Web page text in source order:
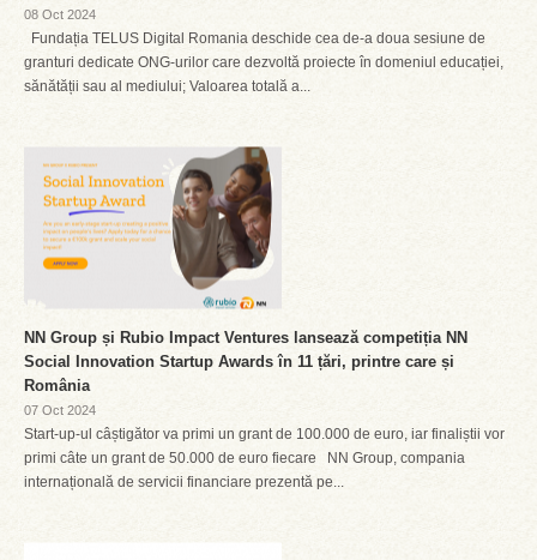
08 Oct 2024
Fundația TELUS Digital Romania deschide cea de-a doua sesiune de
granturi dedicate ONG-urilor care dezvoltă proiecte în domeniul educației,
sănătății sau al mediului; Valoarea totală a...
NN Group și Rubio Impact Ventures lansează competiția NN
Social Innovation Startup Awards în 11 țări, printre care și
România
07 Oct 2024
Start-up-ul câștigător va primi un grant de 100.000 de euro, iar finaliștii vor
primi câte un grant de 50.000 de euro fiecare NN Group, compania
internațională de servicii financiare prezentă pe...